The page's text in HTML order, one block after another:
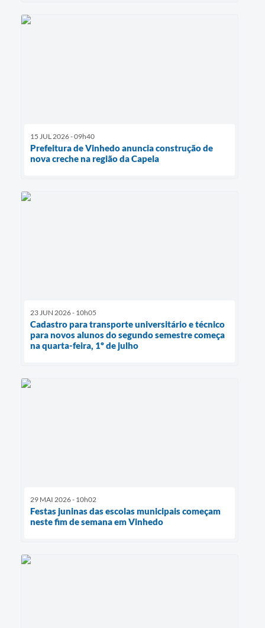
15 JUL 2026 - 09h40
Prefeitura de Vinhedo anuncia construção de
nova creche na região da Capela
23 JUN 2026 - 10h05
Cadastro para transporte universitário e técnico
para novos alunos do segundo semestre começa
na quarta-feira, 1º de julho
29 MAI 2026 - 10h02
Festas juninas das escolas municipais começam
neste fim de semana em Vinhedo